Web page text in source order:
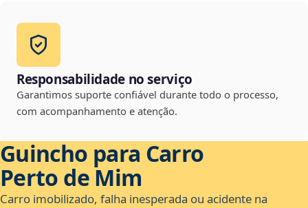
Responsabilidade no serviço
Garantimos suporte confiável durante todo o processo,
com acompanhamento e atenção.
Guincho para Carro
Perto de Mim
Carro imobilizado, falha inesperada ou acidente na